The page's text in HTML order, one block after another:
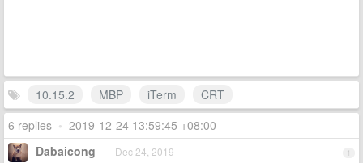
10.15.2 MBP iTerm
CRT
6 replies • 2019-12-24 13:59:45 +08:00
1
Dabaicong Dec 24, 2019